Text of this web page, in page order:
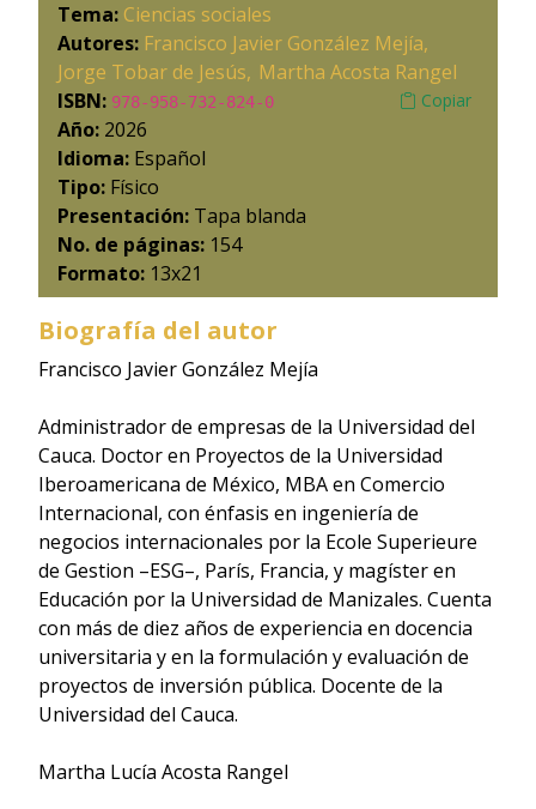
Tema: Ciencias sociales
Autores: Francisco Javier González Mejía
Jorge Tobar de Jesús Martha Acosta Rangel
ISBN: 978-958-732-824-0 Copiar
Año: 2026
Idioma: Español
Tipo: Físico
Presentación: Tapa blanda
No. de páginas: 154
Formato: 13x21
Biografía del autor
Francisco Javier González Mejía
Administrador de empresas de la Universidad del
Cauca. Doctor en Proyectos de la Universidad
Iberoamericana de México, MBA en Comercio
Internacional, con énfasis en ingeniería de
negocios internacionales por la Ecole Superieure
de Gestion –ESG–, París, Francia, y magíster en
Educación por la Universidad de Manizales. Cuenta
con más de diez años de experiencia en docencia
universitaria y en la formulación y evaluación de
proyectos de inversión pública. Docente de la
Universidad del Cauca.
Martha Lucía Acosta Rangel